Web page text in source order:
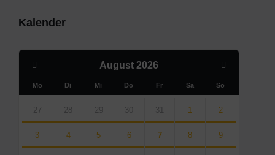
Kalender
August 2026
Month
Mo Di Mi Do Fr Sa So
calendar
days
27 28 29 30 31 1 2
3 4 5 6 7 8 9